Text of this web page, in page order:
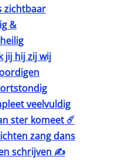
zichtbaar
&
jij hij zij wij
veelvuldig
ster komeet ☄️
zang dans
schrijven ✍️